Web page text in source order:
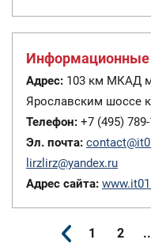
Информационные
Адрес: 103 км МКАД
Ярославским шоссе
Телефон: +7 (495)
Эл. почта:
lirzlirz@yandex.ru
Адрес сайта:
1 2